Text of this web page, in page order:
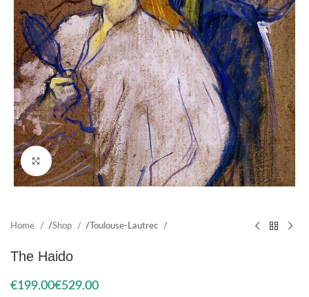
Click to enlarge
Home Shop Toulouse-Lautrec
The Haido
€ €